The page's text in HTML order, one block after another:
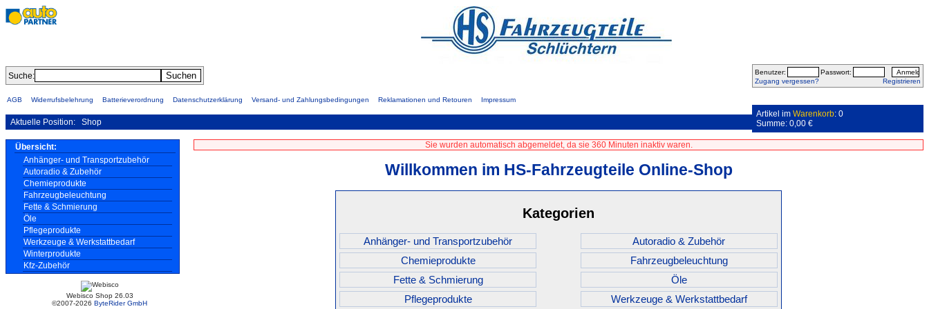
Suche: Benutzer:
Passwort:
Zugang vergessen?
Registrieren
AGB Widerrufsbelehrung Batterieverordnung Datenschutzerklärung Versand- und Zahlungsbedingungen Reklamationen und Retouren Impressum
Aktuelle Position: Shop
Artikel im Warenkorb: 0
Summe: 0,00 €
Übersicht:
Anhänger- und Transportzubehör
Autoradio & Zubehör
Chemieprodukte
Fahrzeugbeleuchtung
Fette & Schmierung
Öle
Pflegeprodukte
Werkzeuge & Werkstattbedarf
Winterprodukte
Kfz-Zubehör
Webisco Shop 26.03
©2007-2026 ByteRider GmbH
Sie wurden automatisch abgemeldet, da sie 360 Minuten inaktiv waren.
Willkommen im HS-Fahrzeugteile Online-Shop
Kategorien
Anhänger- und Transportzubehör
Autoradio & Zubehör
Chemieprodukte
Fahrzeugbeleuchtung
Fette & Schmierung
Öle
Pflegeprodukte
Werkzeuge & Werkstattbedarf